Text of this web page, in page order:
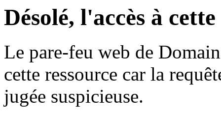
Désolé, l'accès à
Le pare-feu web de
cette ressource car la
jugée suspicieuse.